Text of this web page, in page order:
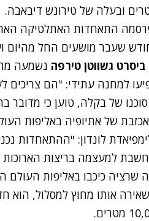
התאחדות האתלטיקה
שעבר מושעים החל מהיום
ביסרט גשווטן טירפה נשמעה
למחנה עתידי: "הם צריכים
של בקלה, טוען כי
של אתיופיה באליפות
לונדון: "ההתאחדות
למעצמה בריצות
שרציה כיכבו באליפות
אותו מחוץ למסלול, הוא